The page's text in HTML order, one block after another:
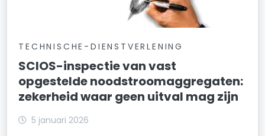
TECHNISCHE-DIENSTVERLENING
SCIOS-inspectie van vast
opgestelde noodstroomaggregaten:
zekerheid waar geen uitval mag zijn
5 januari 2026